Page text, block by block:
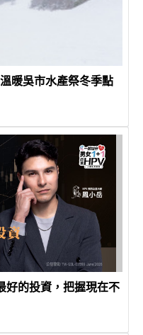
暖吳市水產祭冬季點
好的投資，把握現在不